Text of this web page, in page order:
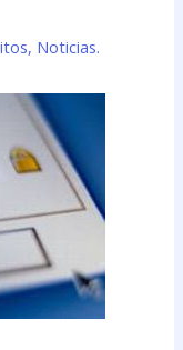
, Noticias.